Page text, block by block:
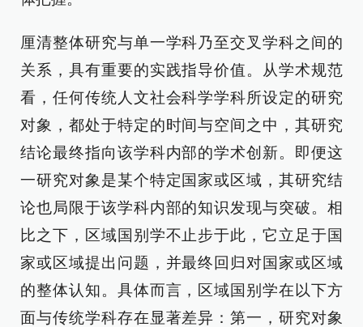
厘清整体研究与单一学科乃至交叉学科之间的
关系，具有重要的实践指导价值。从学术规范
看，任何传统人文社会科学学科所设定的研究
对象，都处于特定的时间与空间之中，其研究
结论最终指向该学科内部的学术创新。即便这
一研究对象是某个特定国家或区域，其研究结
论也局限于该学科内部的知识发现与突破。相
比之下，区域国别学不止步于此，它立足于国
家或区域提出问题，并最终回归对国家或区域
的整体认知。具体而言，区域国别学在以下方
面与传统学科存在显著差异：第一，研究对象